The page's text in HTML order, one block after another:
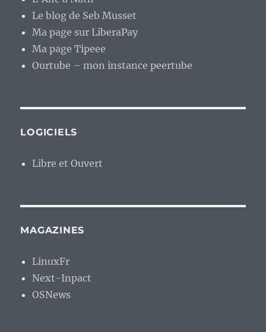
Le blog de Seb Musset
Ma page sur LiberaPay
Ma page Tipeee
Ourtube – mon instance peertube
LOGICIELS
Libre et Ouvert
MAGAZINES
LinuxFr
Next-Inpact
OSNews